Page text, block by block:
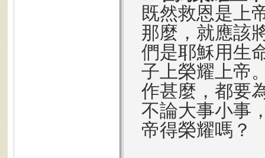
既然救恩是上
那麼，就應該
們是耶穌用生
子上榮耀上帝
作甚麼，都要
不論大事小事
帝得榮耀嗎？